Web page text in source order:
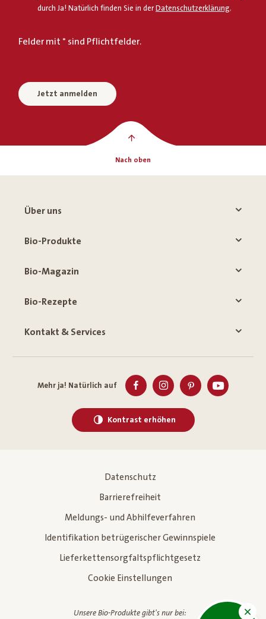
durch Ja! Natürlich finden Sie in der Datenschutzerklärung.
Felder mit * sind Pflichtfelder.
Jetzt anmelden
Nach oben
Über uns
Bio-Produkte
Bio-Magazin
Bio-Rezepte
Kontakt & Services
Mehr ja! Natürlich auf
Kontrast erhöhen
Datenschutz
Barrierefreiheit
Meldungs- und Abhilfeverfahren
Identifikation betrügerischer Gewinnspiele
Lieferkettensorgfaltspflichtgesetz
Cookie Einstellungen
Unsere Bio-Produkte gibt's nur bei: